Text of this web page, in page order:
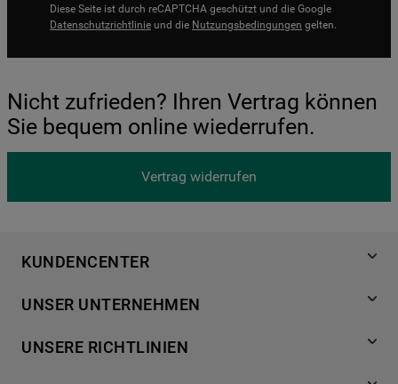
Diese Seite ist durch reCAPTCHA geschützt und die Google
Datenschutzrichtlinie und die Nutzungsbedingungen gelten.
Nicht zufrieden? Ihren Vertrag können
Sie bequem online wiederrufen.
Vertrag widerrufen
KUNDENCENTER
Händlersuche
Häufige Fragen
UNSER UNTERNEHMEN
Für Händler
UNSERE RICHTLINIEN